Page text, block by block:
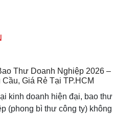
Thư Doanh Nghiệp 2026 –
Cầu, Giá Rẻ Tại TP.HCM
kinh doanh hiện đại, bao thư
(phong bì thư công ty) không